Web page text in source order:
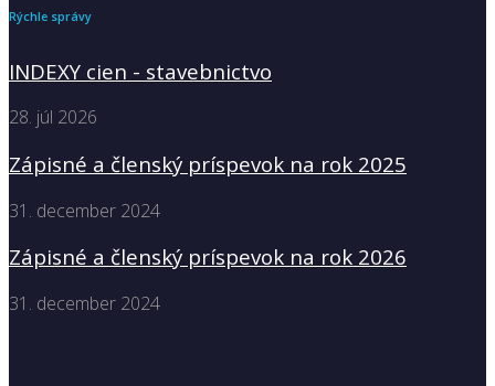
Rýchle správy
INDEXY cien - stavebnictvo
28. júl 2026
Zápisné a členský príspevok na rok 2025
31. december 2024
Zápisné a členský príspevok na rok 2026
31. december 2024